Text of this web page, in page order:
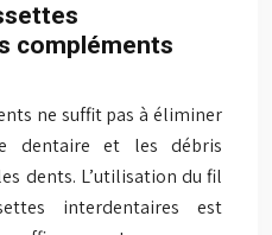
compléments
ne suffit pas à éliminer
dentaire et les débris
dents. L’utilisation du fil
interdentaires est